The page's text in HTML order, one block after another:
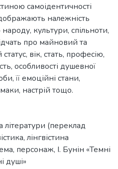
самоідентичності
належність
культури, спільноти,
про майновий та
вік, стать, професію,
особливості душевної
її емоційні стани,
настрій тощо.
літератури (переклад
, лінгвістина
, персонаж, І. Бунін «Темні
душі»